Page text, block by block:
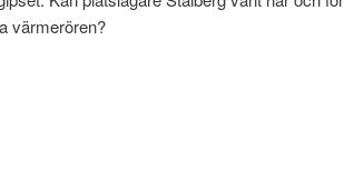
värmerören?